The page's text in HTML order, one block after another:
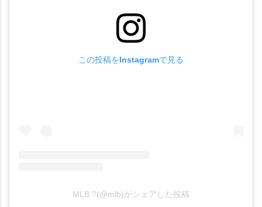
この投稿をInstagramで見る
MLB ?(@mlb)がシェアした投稿